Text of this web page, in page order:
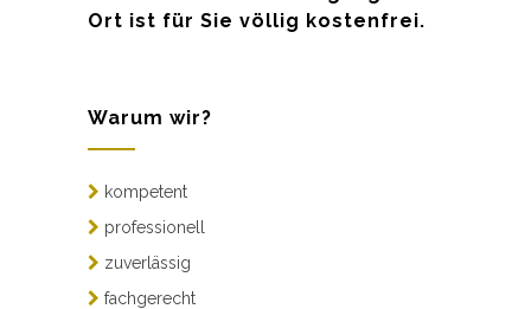
Ort ist für Sie völlig kostenfrei.
Warum wir?
kompetent
professionell
zuverlässig
fachgerecht